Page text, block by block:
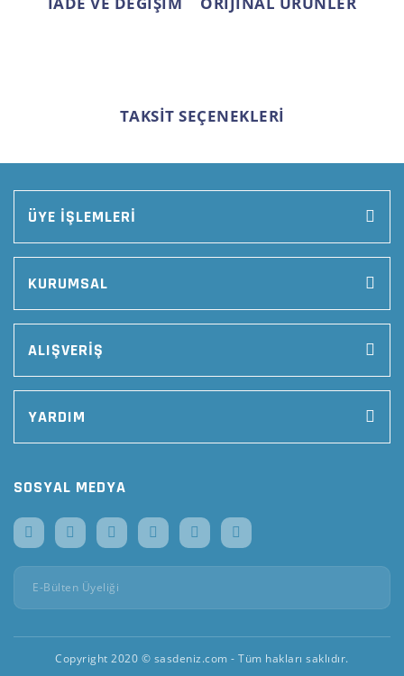
TAKSİT SEÇENEKLERİ
ÜYE İŞLEMLERİ
KURUMSAL
ALIŞVERİŞ
YARDIM
SOSYAL MEDYA
Copyright 2020 © sasdeniz.com - Tüm hakları saklıdır.